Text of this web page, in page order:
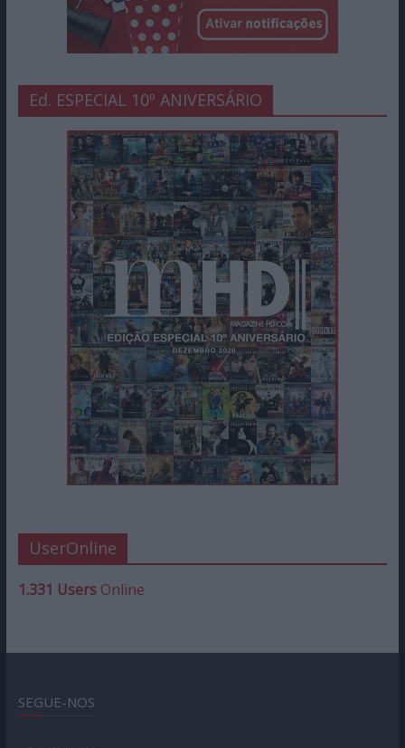
Ed. ESPECIAL 10º ANIVERSÁRIO
UserOnline
1.331 UsersOnline
SEGUE-NOS